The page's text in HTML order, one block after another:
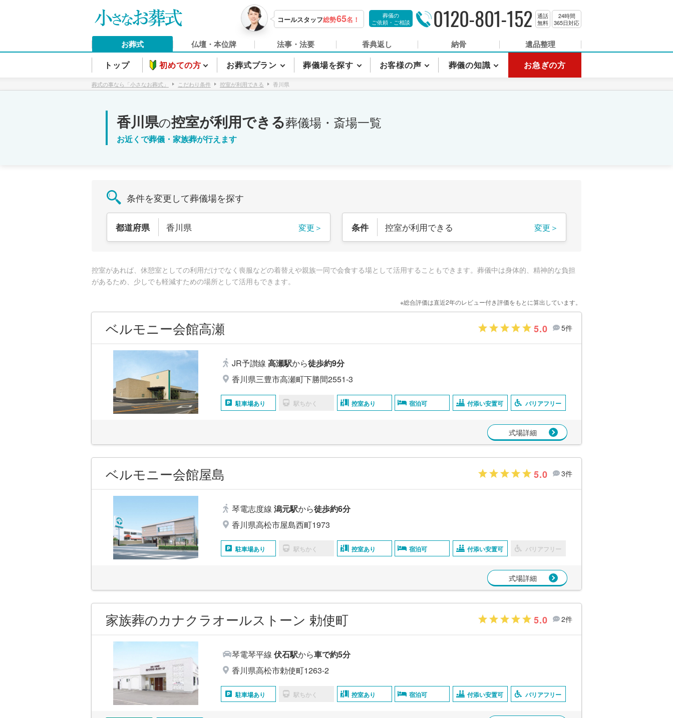
コールスタッフ総勢65名！
葬儀の
ご依頼・ご相談
0120-801-152
通話
無料
24時間
365日対応
お葬式 仏壇・本位牌 法事・法要 香典返し 納骨 遺品整理
トップ 初めての方 お葬式プラン 葬儀場を探す お客様の声 葬儀の知識 お急ぎの方
葬式の事なら「小さなお葬式」 こだわり条件 控室が利用できる 香川県
香川県の控室が利用できる葬儀場・斎場一覧
お近くで葬儀・家族葬が行えます
条件を変更して葬儀場を探す
都道府県 香川県 変更＞ 条件 控室が利用できる 変更＞
控室があれば、休憩室としての利用だけでなく喪服などの着替えや親族一同で会食する場として活用することもできます。葬儀中は身体的、精神的な負担
があるため、少しでも軽減すための場所として活用もできます。
※総合評価は直近2年のレビュー付き評価をもとに算出しています。
ベルモニー会館高瀬 5.0 5件
JR予讃線 高瀬駅から徒歩約9分
香川県三豊市高瀬町下勝間2551‐3
駐車場あり 駅ちかく 控室あり 宿泊可 付添い安置可 バリアフリー
式場詳細
ベルモニー会館屋島 5.0 3件
琴電志度線 潟元駅から徒歩約6分
香川県高松市屋島西町1973
駐車場あり 駅ちかく 控室あり 宿泊可 付添い安置可 バリアフリー
式場詳細
家族葬のカナクラオールストーン 勅使町 5.0 2件
琴電琴平線 伏石駅から車で約5分
香川県高松市勅使町1263-2
駐車場あり 駅ちかく 控室あり 宿泊可 付添い安置可 バリアフリー